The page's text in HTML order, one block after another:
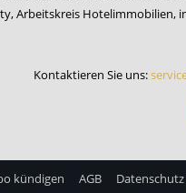
,Arbeitskreis Hotelimmobilien,
Kontaktieren Sie uns:
kündigen AGB Datenschutz